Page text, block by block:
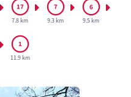
7.8 km 9.3 km 9.5 km
11.9 km